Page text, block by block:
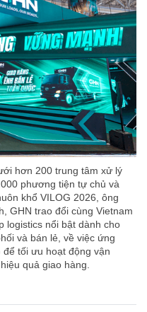
hơn 200 trung tâm xử lý
phương tiện tự chủ và
khổ VILOG 2026, ông
GHN trao đổi cùng Vietnam
logistics nổi bật dành cho
và bán lẻ, về việc ứng
tối ưu hoạt động vận
quả giao hàng.